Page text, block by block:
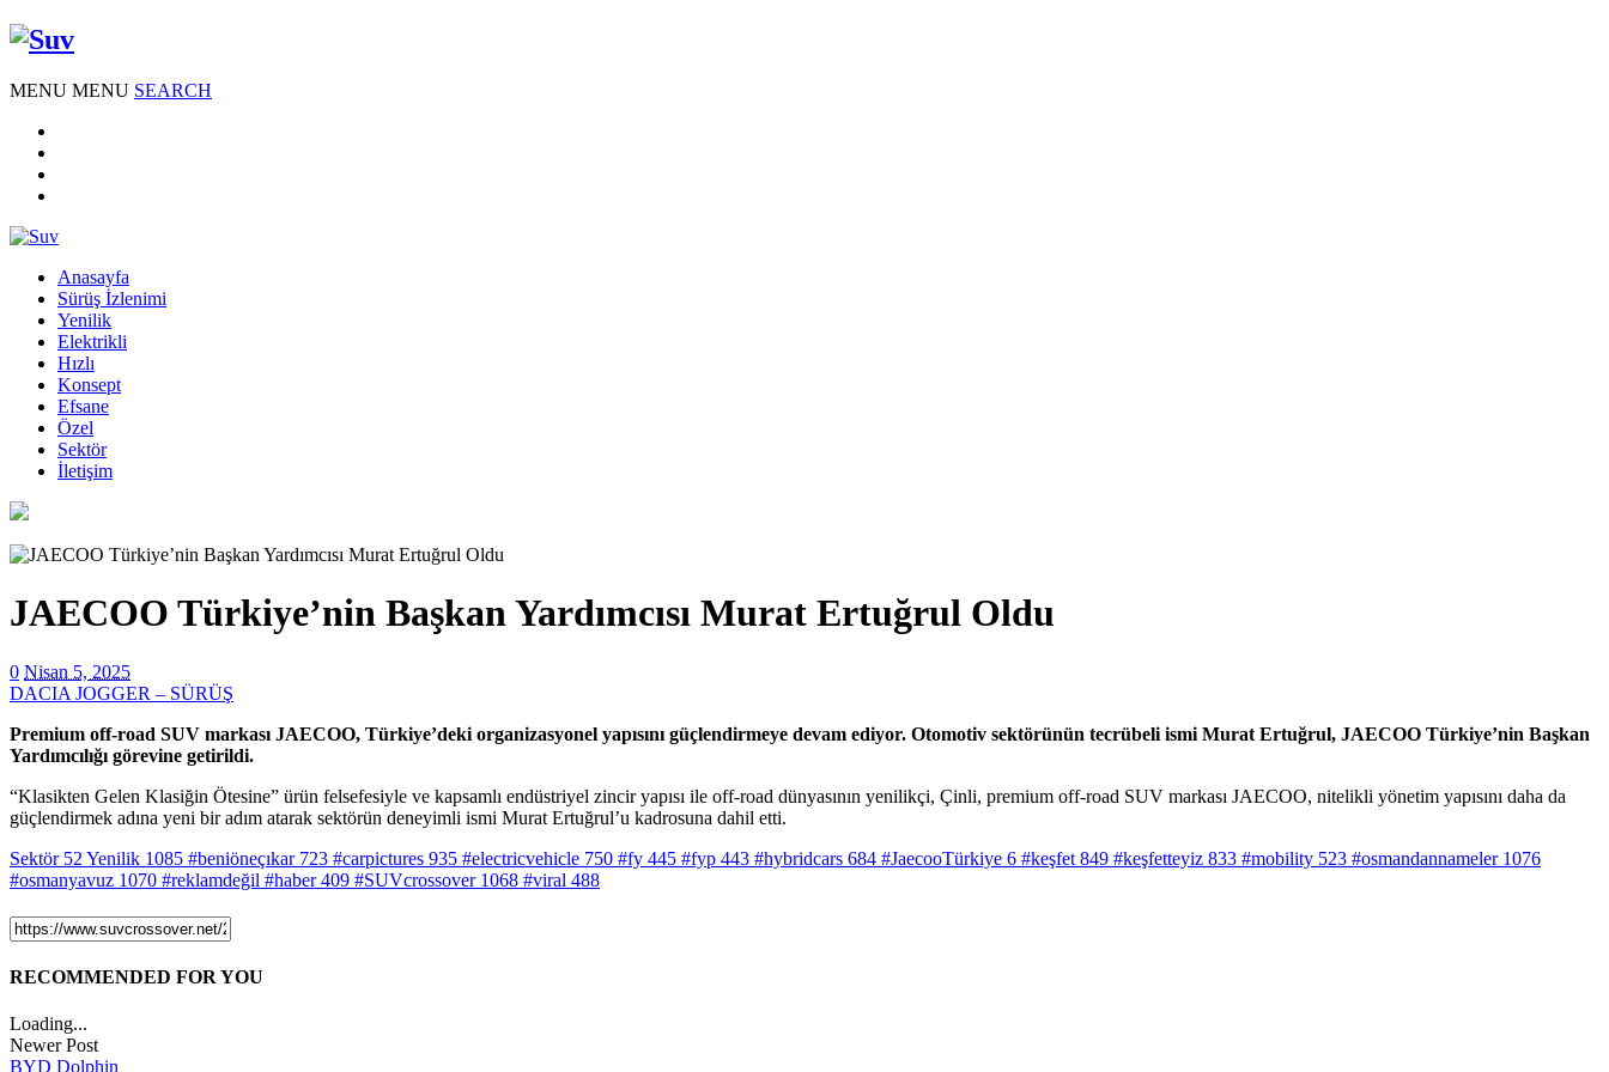
MENU MENU SEARCH
Anasayfa
Sürüş İzlenimi
Yenilik
Elektrikli
Hızlı
Konsept
Efsane
Özel
Sektör
İletişim
JAECOO Türkiye’nin Başkan Yardımcısı Murat Ertuğrul Oldu
0 Nisan 5, 2025
DACIA JOGGER – SÜRÜŞ
Premium off-road SUV markası JAECOO, Türkiye’deki organizasyonel yapısını güçlendirmeye devam ediyor. Otomotiv sektörünün tecrübeli ismi Murat Ertuğrul, JAECOO Türkiye’nin Başkan
Yardımcılığı görevine getirildi.
“Klasikten Gelen Klasiğin Ötesine” ürün felsefesiyle ve kapsamlı endüstriyel zincir yapısı ile off-road dünyasının yenilikçi, Çinli, premium off-road SUV markası JAECOO, nitelikli yönetim yapısını daha da
güçlendirmek adına yeni bir adım atarak sektörün deneyimli ismi Murat Ertuğrul’u kadrosuna dahil etti.
Sektör 52 Yenilik 1085 #beniöneçıkar 723 #carpictures 935 #electricvehicle 750 #fy 445 #fyp 443 #hybridcars 684 #JaecooTürkiye 6 #keşfet 849 #keşfetteyiz 833 #mobility 523 #osmandannameler 1076
#osmanyavuz 1070 #reklamdeğil #haber 409 #SUVcrossover 1068 #viral 488
RECOMMENDED FOR YOU
Loading...
Newer Post
BYD Dolphin